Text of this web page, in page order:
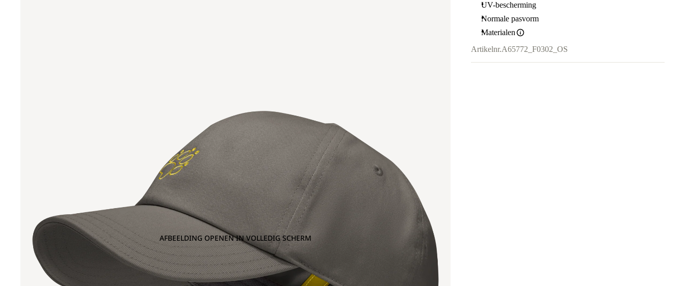
AFBEELDING OPENEN IN VOLLEDIG SCHERM
UV-bescherming
Normale pasvorm
Materialen
Artikelnr.A65772_F0302_OS